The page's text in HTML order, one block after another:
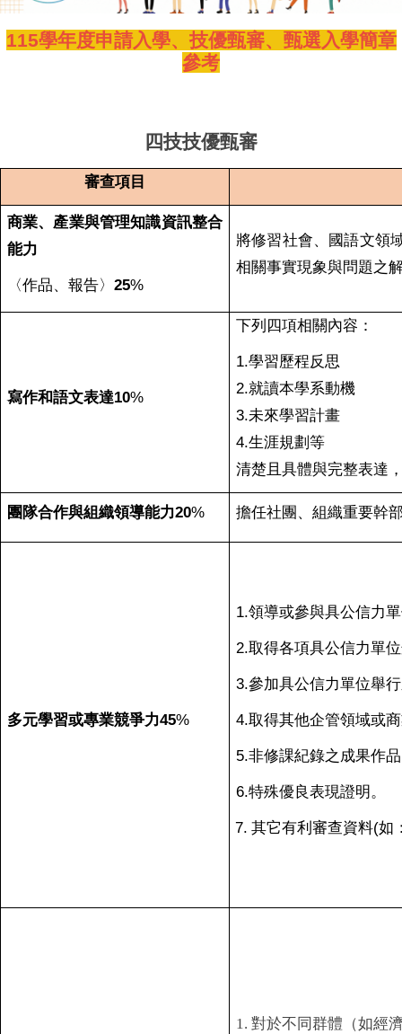
115學年度申請入學、技優甄審、甄選入學簡章
參考
四技技優甄審
審查項目
商業、產業與管理知識資訊整合
能力
〈作品、報告〉 25%
將修習社會、國語文領
相關事實現象與問題之
寫作和語文表達10%
下列四項相關內容：
1.學習歷程反思
2.就讀本學系動機
3.未來學習計畫
4.生涯規劃等
清楚且具體與完整表達
團隊合作與組織領導能力20% 擔任社團、組織重要幹
多元學習或專業競爭力45%
1.領導或參與具公信力
2.取得各項具公信力單
3.參加具公信力單位舉
4.取得其他企管領域或
5.非修課紀錄之成果作
6.特殊優良表現證明。
7. 其它有利審查資料(如
1. 對於不同群體（如經